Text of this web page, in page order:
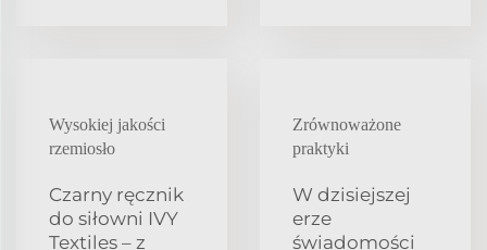
Wysokiej jakości
rzemiosło
Czarny ręcznik
do siłowni IVY
Textiles – z
Zrównoważone
praktyki
W dzisiejszej
erze
świadomości